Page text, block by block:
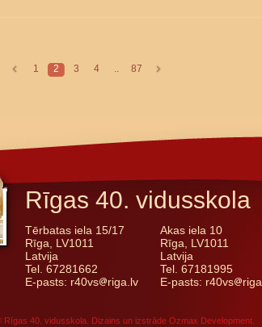
1 2 3 4 .. 87
Rīgas 40. vidusskola
Tērbatas iela 15/17
Rīga, LV1011
Latvija
Tel. 67281662
E-pasts: r40vs
riga.lv
Akas iela 10
Rīga, LV1011
Latvija
Tel. 67181995
E-pasts: r40vs
Rīgas 40. vidusskola. Dizains un izstrāde Ozmax Development